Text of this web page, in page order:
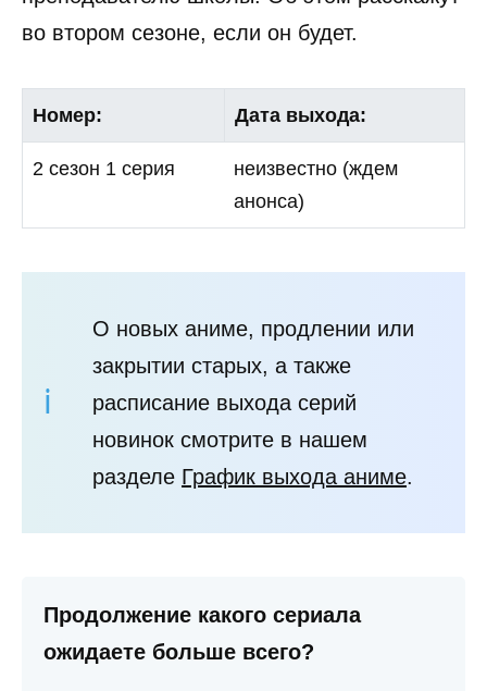
во втором сезоне, если он будет.
Номер: Дата выхода:
2 сезон 1 серия
неизвестно (ждем
анонса)
О новых аниме, продлении или
закрытии старых, а также
расписание выхода серий
новинок смотрите в нашем
разделе График выхода аниме.
Продолжение какого сериала
ожидаете больше всего?